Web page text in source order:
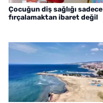
Çocuğun diş sağlığı sadece
fırçalamaktan ibaret değil